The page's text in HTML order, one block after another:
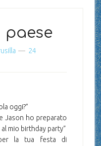
paese
24
oggi?”
Jason ho preparato
mio birthday party”
la tua festa di